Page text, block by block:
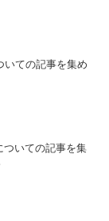
いての記事を集め
ついての記事を集